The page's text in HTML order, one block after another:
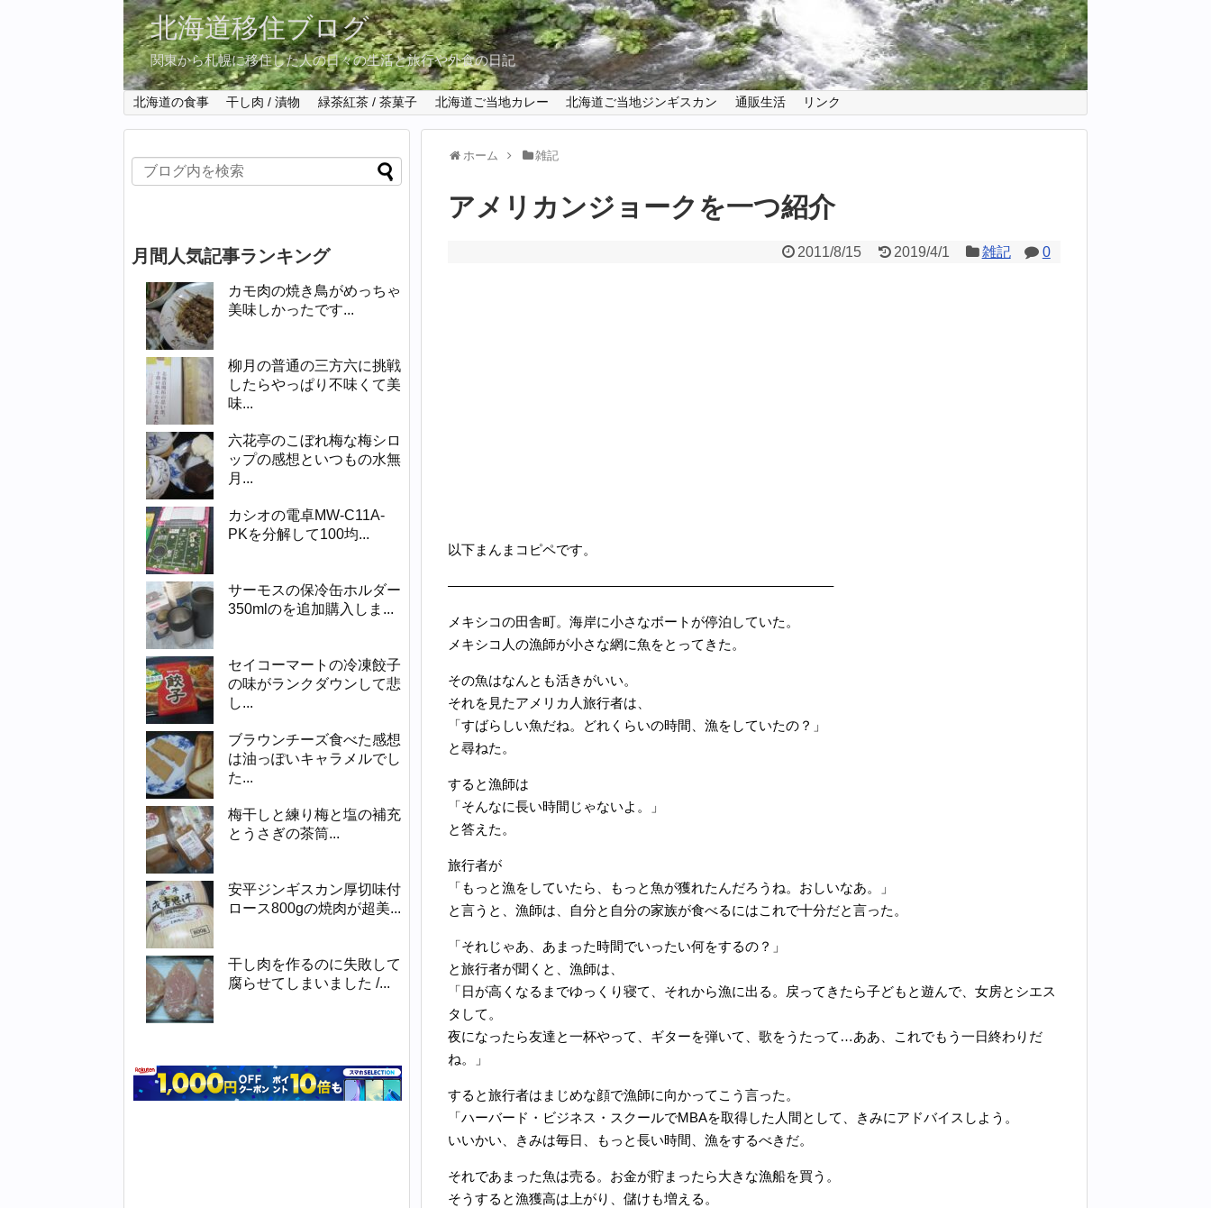
北海道移住ブログ
関東から札幌に移住した人の日々の生活と旅行や外食の日記
北海道の食事 干し肉 / 漬物 緑茶紅茶 / 茶菓子 北海道ご当地カレー 北海道ご当地ジンギスカン 通販生活 リンク
ホーム 雑記
アメリカンジョークを一つ紹介
2011/8/15 2019/4/1 雑記 0
以下まんまコピペです。
————————————————————————————–
メキシコの田舎町。海岸に小さなボートが停泊していた。
メキシコ人の漁師が小さな網に魚をとってきた。
その魚はなんとも活きがいい。
それを見たアメリカ人旅行者は、
「すばらしい魚だね。どれくらいの時間、漁をしていたの？」
と尋ねた。
すると漁師は
「そんなに長い時間じゃないよ。」
と答えた。
旅行者が
「もっと漁をしていたら、もっと魚が獲れたんだろうね。おしいなあ。」
と言うと、漁師は、自分と自分の家族が食べるにはこれで十分だと言った。
「それじゃあ、あまった時間でいったい何をするの？」
と旅行者が聞くと、漁師は、
「日が高くなるまでゆっくり寝て、それから漁に出る。戻ってきたら子どもと遊んで、女房とシエス
タして。
夜になったら友達と一杯やって、ギターを弾いて、歌をうたって…ああ、これでもう一日終わりだ
ね。」
すると旅行者はまじめな顔で漁師に向かってこう言った。
「ハーバード・ビジネス・スクールでMBAを取得した人間として、きみにアドバイスしよう。
いいかい、きみは毎日、もっと長い時間、漁をするべきだ。
それであまった魚は売る。お金が貯まったら大きな漁船を買う。
そうすると漁獲高は上がり、儲けも増える。
月間人気記事ランキング
カモ肉の焼き鳥がめっちゃ
美味しかったです...
柳月の普通の三方六に挑戦
したらやっぱり不味くて美
味...
六花亭のこぼれ梅な梅シロ
ップの感想といつもの水無
月...
カシオの電卓MW-C11A-
PKを分解して100均...
サーモスの保冷缶ホルダー
350mlのを追加購入しま...
セイコーマートの冷凍餃子
の味がランクダウンして悲
し...
ブラウンチーズ食べた感想
は油っぽいキャラメルでし
た...
梅干しと練り梅と塩の補充
とうさぎの茶筒...
安平ジンギスカン厚切味付
ロース800gの焼肉が超美...
干し肉を作るのに失敗して
腐らせてしまいました /...